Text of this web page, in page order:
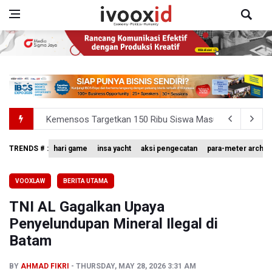
Kemensos Targetkan 150 Ribu Siswa Masuk Program
Pemprov DKI Jakarta Pastikan Data Pajak dan Aset
BPIP: Satu Siswa Sekolah Rakyat Jadi Calon Paskibraka
BNPB Minta Pemprov Kalimantan Barat Tinjau Kembali
TRENDS # : hari game insa yacht aksi pengecatan para-meter
VOOXLAW BERITA UTAMA
TNI AL Gagalkan Upaya
Penyelundupan Mineral Ilegal di
Batam
BY AHMAD FIKRI THURSDAY, MAY 28, 2026 3:31 AM